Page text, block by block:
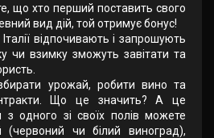
що хто перший поставить свого
вид дій, той отримує бонус!
Італії відпочивають і запрошують
чи взимку зможуть завітати та
урожай, робити вино та
Що це значить? А це
одного зі своїх полів можете
(червоний чи білий виноград),